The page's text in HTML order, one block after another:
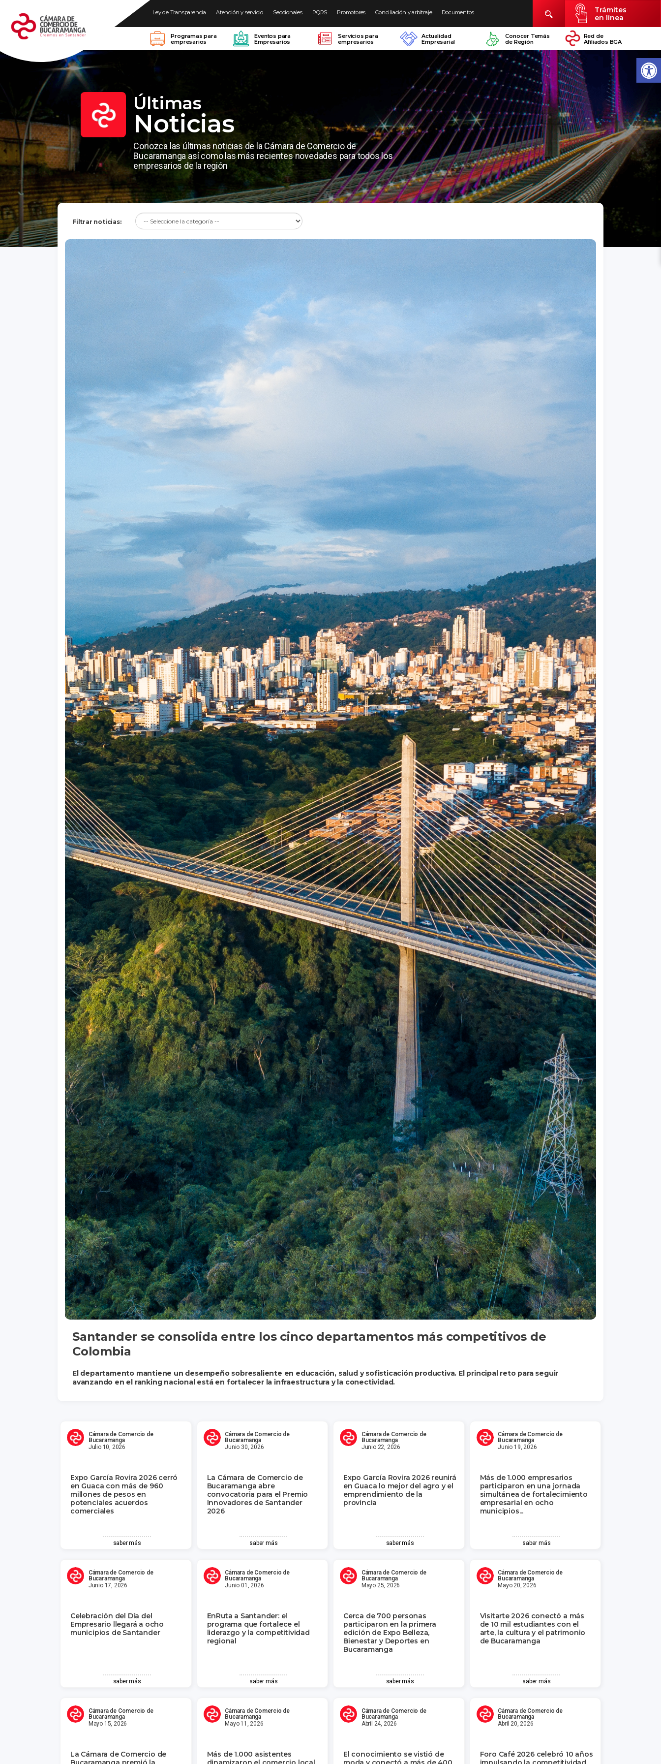
Ley de Transparencia Atención y servicio Seccionales PQRS Promotores Conciliación y arbitraje Documentos
Trámites
en línea
Programas para
empresarios
Eventos para
Empresarios
Servicios para
empresarios
Actualidad
Empresarial
Conocer Temás
de Región
Red de
Afiliados BGA
Últimas
Noticias
Conozca las últimas noticias de la Cámara de Comercio de
Bucaramanga así como las más recientes novedades para todos los
empresarios de la región
Filtrar noticias:
Santander se consolida entre los cinco departamentos más competitivos de
Colombia
El departamento mantiene un desempeño sobresaliente en educación, salud y sofisticación productiva. El principal reto para seguir
avanzando en el ranking nacional está en fortalecer la infraestructura y la conectividad.
Cámara de Comercio de
Bucaramanga
Julio 10, 2026
Expo García Rovira 2026 cerró
en Guaca con más de 960
millones de pesos en
potenciales acuerdos
comerciales
saber más
Cámara de Comercio de
Bucaramanga
Junio 30, 2026
La Cámara de Comercio de
Bucaramanga abre
convocatoria para el Premio
Innovadores de Santander
2026
saber más
Cámara de Comercio de
Bucaramanga
Junio 22, 2026
Expo García Rovira 2026 reunirá
en Guaca lo mejor del agro y el
emprendimiento de la
provincia
saber más
Cámara de Comercio de
Bucaramanga
Junio 19, 2026
Más de 1.000 empresarios
participaron en una jornada
simultánea de fortalecimiento
empresarial en ocho
municipios...
saber más
Cámara de Comercio de
Bucaramanga
Junio 17, 2026
Celebración del Día del
Empresario llegará a ocho
municipios de Santander
saber más
Cámara de Comercio de
Bucaramanga
Junio 01, 2026
EnRuta a Santander: el
programa que fortalece el
liderazgo y la competitividad
regional
saber más
Cámara de Comercio de
Bucaramanga
Mayo 25, 2026
Cerca de 700 personas
participaron en la primera
edición de Expo Belleza,
Bienestar y Deportes en
Bucaramanga
saber más
Cámara de Comercio de
Bucaramanga
Mayo 20, 2026
Visitarte 2026 conectó a más
de 10 mil estudiantes con el
arte, la cultura y el patrimonio
de Bucaramanga
saber más
Cámara de Comercio de
Bucaramanga
Mayo 15, 2026
La Cámara de Comercio de
Cámara de Comercio de
Bucaramanga
Mayo 11, 2026
Más de 1.000 asistentes
Cámara de Comercio de
Bucaramanga
Abril 24, 2026
El conocimiento se vistió de
Cámara de Comercio de
Bucaramanga
Abril 20, 2026
Foro Café 2026 celebró 10 años